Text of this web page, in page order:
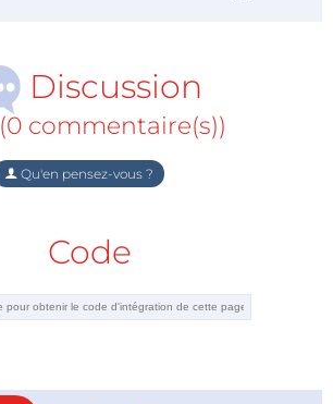
Discussion
(0 commentaire(s))
Qu'en pensez-vous ?
Code